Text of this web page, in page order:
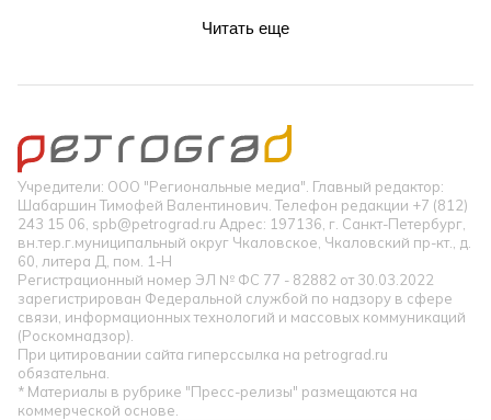
Читать еще
Учредители: ООО "Региональные медиа". Главный редактор:
Шабаршин Тимофей Валентинович. Телефон редакции +7 (812)
243 15 06, spb@petrograd.ru Адрес: 197136, г. Санкт-Петербург,
вн.тер.г.муниципальный округ Чкаловское, Чкаловский пр-кт., д.
60, литера Д, пом. 1-Н
Регистрационный номер ЭЛ № ФС 77 - 82882 от 30.03.2022
зарегистрирован Федеральной службой по надзору в сфере
связи, информационных технологий и массовых коммуникаций
(Роскомнадзор).
При цитировании сайта гиперссылка на petrograd.ru
обязательна.
* Материалы в рубрике "Пресс-релизы" размещаются на
коммерческой основе.